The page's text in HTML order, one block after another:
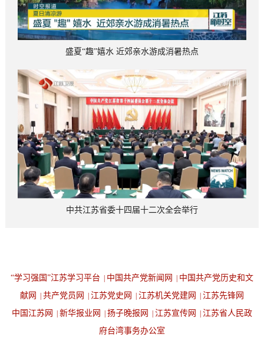
盛夏“趣”嬉水 近郊亲水游成消暑热点
中共江苏省委十四届十二次全会举行
“学习强国”江苏学习平台 中国共产党新闻网
中国共产党历史和文
献网
共产党员网 江苏党史网 江苏机关党建网
江苏先锋网
中国江苏网
新华报业网 扬子晚报网 江苏宣传网
江苏省人民政
府台湾事务办公室